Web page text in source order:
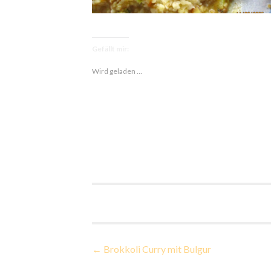
Wird geladen …
← Brokkoli Curry mit Bulgur